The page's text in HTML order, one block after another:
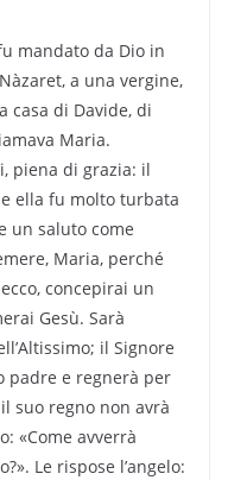
mandato da Dio in
a una vergine,
casa di Davide, di
Maria.
piena di grazia: il
ella fu molto turbata
un saluto come
Maria, perché
concepirai un
Gesù. Sarà
il Signore
padre e regnerà per
suo regno non avrà
«Come avverrà
Le rispose l’angelo: